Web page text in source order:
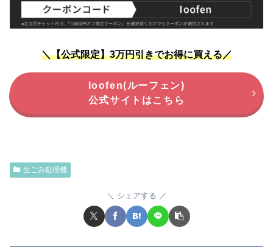
＼【公式限定】3万円引きでお得に買える／
loofen(ルーフェン)
公式サイトはこちら
生ごみ処理機
シェアする